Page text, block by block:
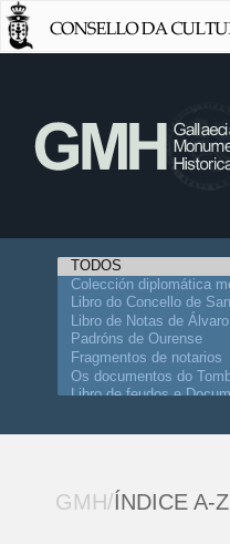
GMH/ÍNDICE A-Z